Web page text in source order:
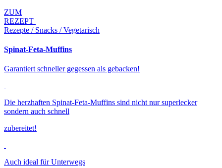
ZUM
REZEPT
Rezepte / Snacks / Vegetarisch
Spinat-Feta-Muffins
Garantiert schneller gegessen als gebacken!
Die herzhaften Spinat-Feta-Muffins sind nicht nur superlecker
sondern auch schnell
zubereitet!
Auch ideal für Unterwegs